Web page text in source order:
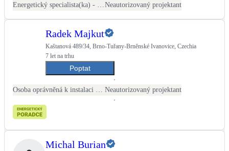
Neautorizovaný projektant
Radek Majkut
Kaštanová 489/34, Brno-Tuřany-Brněnské Ivanovice, Czechia
7 let na trhu
Poptat
Neautorizovaný projektant
Michal Burian